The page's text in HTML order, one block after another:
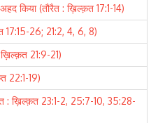
किया (तौरैत : ख़िल्क़त 17:1-14)
17:15-26; 21:2, 4, 6, 8)
ख़िल्क़त 21:9-21)
22:1-19)
: ख़िल्क़त 23:1-2, 25:7-10, 35:28-